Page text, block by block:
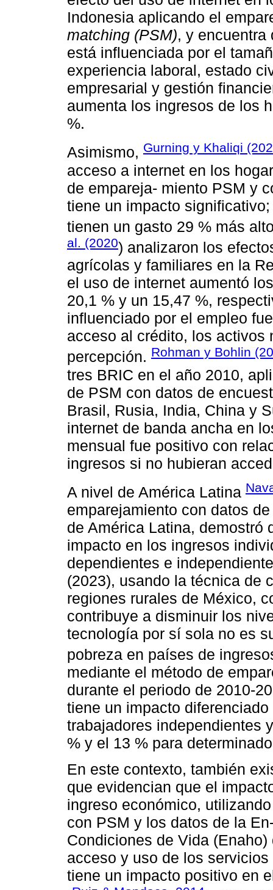
Indonesia aplicando el
matching (PSM), y encuentra
está influenciada por el
experiencia laboral, estado
empresarial y gestión
aumenta los ingresos de los
%.
Asimismo, Gurning y Khaliqi
acceso a internet en los
de empareja- miento PSM y
tiene un impacto
tienen un gasto 29 % más
al. (2020) analizaron los
agrícolas y familiares en la
el uso de internet aumentó
20,1 % y un 15,47 %,
influenciado por el empleo
acceso al crédito, los activos
percepción. Rohman y Bohlin
tres BRIC en el año 2010,
de PSM con datos de
Brasil, Rusia, India, China y
internet de banda ancha en
mensual fue positivo con
ingresos si no hubieran
A nivel de América Latina
emparejamiento con datos
de América Latina, demostró
impacto en los ingresos
dependientes e
(2023), usando la técnica de
regiones rurales de México,
contribuye a disminuir los
tecnología por sí sola no es
pobreza en países de
mediante el método de
durante el periodo de 2010-
tiene un impacto
trabajadores independientes
% y el 13 % para
En este contexto, también
que evidencian que el
ingreso económico,
con PSM y los datos de la
Condiciones de Vida
acceso y uso de los
tiene un impacto positivo en